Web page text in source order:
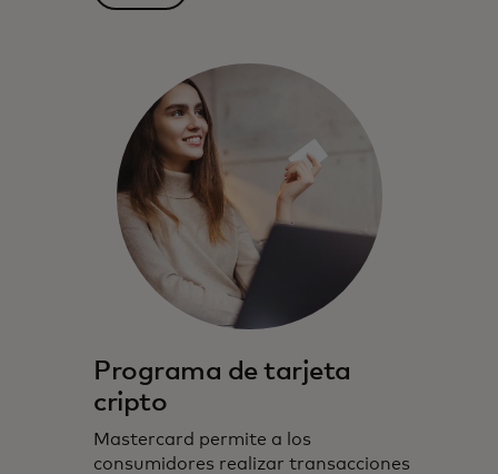
Programa de tarjeta
cripto
Mastercard permite a los
consumidores realizar transacciones